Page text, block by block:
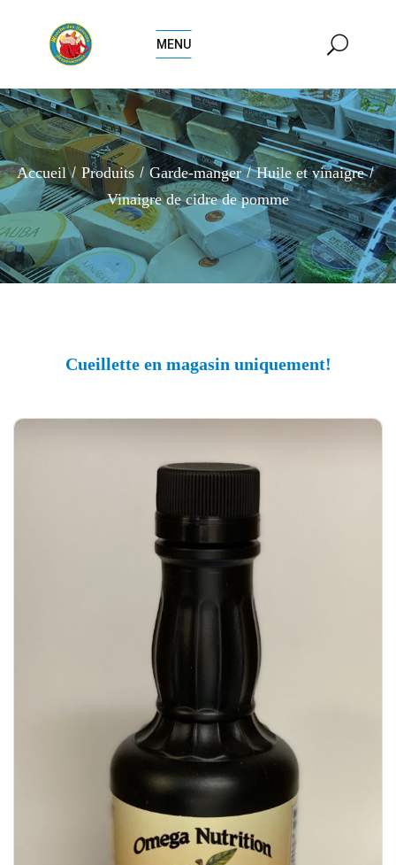
MENU
Accueil Produits Garde-manger
Huile et vinaigre
Vinaigre de cidre de pomme
Cueillette en magasin uniquement!